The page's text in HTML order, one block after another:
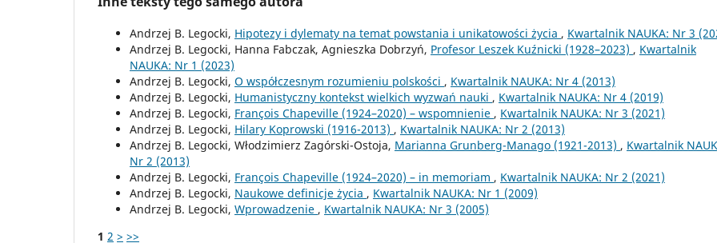
Andrzej B. Legocki, Hipotezy i dylematy na temat powstania i unikatowości życia , Kwartalnik NAUKA: Nr 3
Andrzej B. Legocki, Hanna Fabczak, Agnieszka Dobrzyń, Profesor Leszek Kuźnicki (1928–2023) , Kwartalnik
NAUKA: Nr 1 (2023)
Andrzej B. Legocki, O współczesnym rozumieniu polskości , Kwartalnik NAUKA: Nr 4 (2013)
Andrzej B. Legocki, Humanistyczny kontekst wielkich wyzwań nauki , Kwartalnik NAUKA: Nr 4 (2019)
Andrzej B. Legocki, François Chapeville (1924–2020) – wspomnienie , Kwartalnik NAUKA: Nr 3 (2021)
Andrzej B. Legocki, Hilary Koprowski (1916-2013) , Kwartalnik NAUKA: Nr 2 (2013)
Andrzej B. Legocki, Włodzimierz Zagórski-Ostoja, Marianna Grunberg-Manago (1921-2013) , Kwartalnik
Nr 2 (2013)
Andrzej B. Legocki, François Chapeville (1924–2020) – in memoriam , Kwartalnik NAUKA: Nr 2 (2021)
Andrzej B. Legocki, Naukowe definicje życia , Kwartalnik NAUKA: Nr 1 (2009)
Andrzej B. Legocki, Wprowadzenie , Kwartalnik NAUKA: Nr 3 (2005)
1 2 > >>